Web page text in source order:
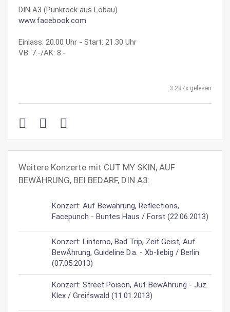
DIN A3 (Punkrock aus Löbau)
www.facebook.com
Einlass: 20.00 Uhr - Start: 21.30 Uhr
VB: 7.-/AK: 8.-
3.287x gelesen
Weitere Konzerte mit CUT MY SKIN, AUF
BEWÄHRUNG, BEI BEDARF, DIN A3:
Konzert: Auf Bewährung, Reflections,
Facepunch - Buntes Haus / Forst (22.06.2013)
Konzert: Linterno, Bad Trip, Zeit Geist, Auf
BewÄhrung, Guideline D.a. - Xb-liebig / Berlin
(07.05.2013)
Konzert: Street Poison, Auf BewÄhrung - Juz
Klex / Greifswald (11.01.2013)